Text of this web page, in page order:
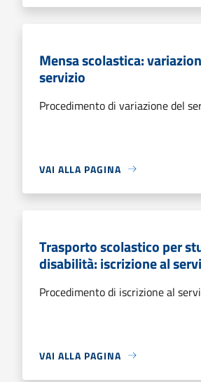
Mensa scolastica:
servizio
Procedimento di variazione del
VAI ALLA PAGINA
Trasporto scolastico per
disabilità: iscrizione al
Procedimento di iscrizione al
VAI ALLA PAGINA